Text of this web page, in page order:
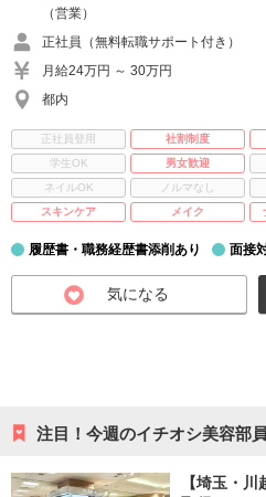
（営業）
正社員（無料転職サポート付き）
月給24万円 ～ 30万円
都内
正社員登用 社割制度
学生OK
男女歓迎
ネイルOK
ノルマなし
スキンケア
メイク
履歴書・職務経歴書添削あり 面接
気になる
注目！今週のイチオシ美容部
【埼玉・